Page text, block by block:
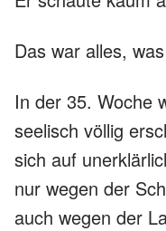
Das war alles,
In der 35. Woche
seelisch völlig
sich auf
nur wegen der
auch wegen der